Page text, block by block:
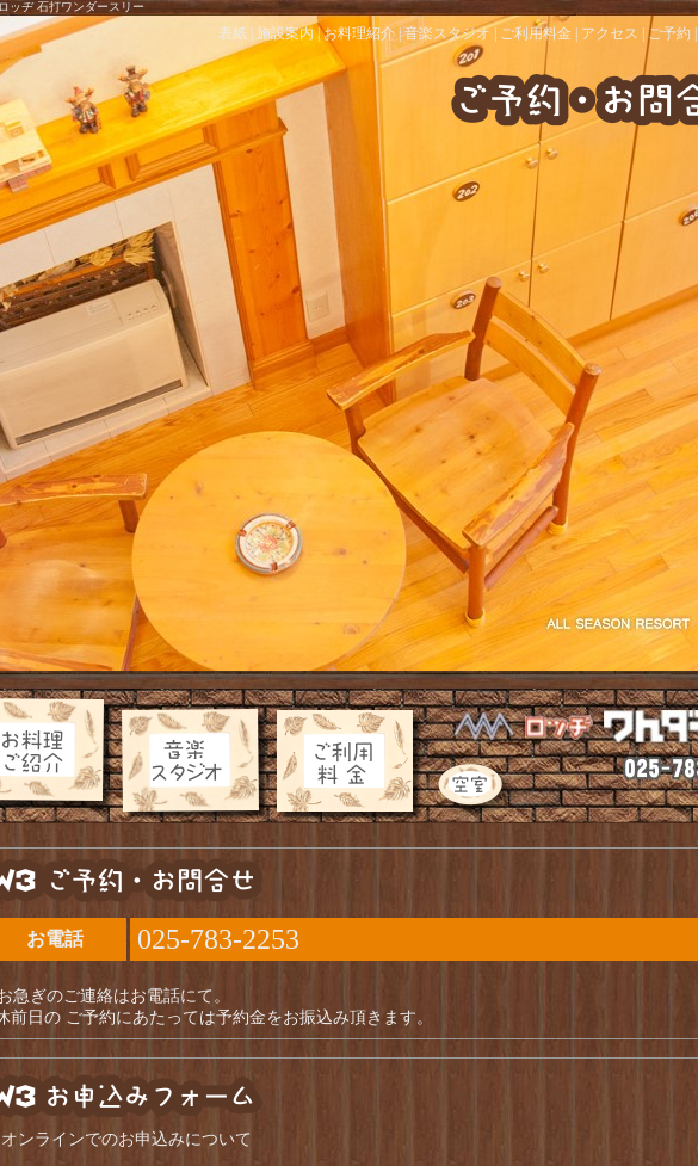
ッヂ 石打ワンダースリー
表紙 施設案内|お料理紹介|音楽スタジオ ご利用料金 アクセス ご予約
お電話 025-783-2253
急ぎのご連絡はお電話にて。
前日の ご予約にあたっては予約金をお振込み頂きます。
ンラインでのお申込みについて